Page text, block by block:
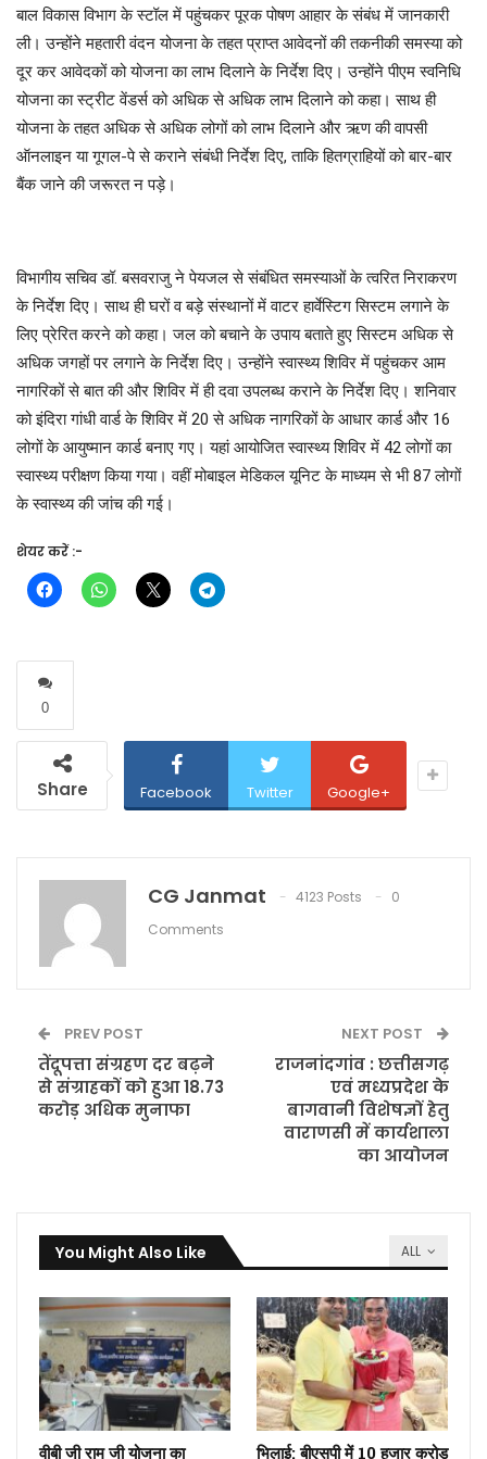
बाल विकास विभाग के स्टॉल में पहुंचकर पूरक पोषण आहार के संबंध में जानकारी
ली। उन्होंने महतारी वंदन योजना के तहत प्राप्त आवेदनों की तकनीकी समस्या को
दूर कर आवेदकों को योजना का लाभ दिलाने के निर्देश दिए। उन्होंने पीएम स्वनिधि
योजना का स्ट्रीट वेंडर्स को अधिक से अधिक लाभ दिलाने को कहा। साथ ही
योजना के तहत अधिक से अधिक लोगों को लाभ दिलाने और ऋण की वापसी
ऑनलाइन या गूगल-पे से कराने संबंधी निर्देश दिए, ताकि हितग्राहियों को बार-बार
बैंक जाने की जरूरत न पड़े।
विभागीय सचिव डॉ. बसवराजु ने पेयजल से संबंधित समस्याओं के त्वरित निराकरण
के निर्देश दिए। साथ ही घरों व बड़े संस्थानों में वाटर हार्वेस्टिग सिस्टम लगाने के
लिए प्रेरित करने को कहा। जल को बचाने के उपाय बताते हुए सिस्टम अधिक से
अधिक जगहों पर लगाने के निर्देश दिए। उन्होंने स्वास्थ्य शिविर में पहुंचकर आम
नागरिकों से बात की और शिविर में ही दवा उपलब्ध कराने के निर्देश दिए। शनिवार
को इंदिरा गांधी वार्ड के शिविर में 20 से अधिक नागरिकों के आधार कार्ड और 16
लोगों के आयुष्मान कार्ड बनाए गए। यहां आयोजित स्वास्थ्य शिविर में 42 लोगों का
स्वास्थ्य परीक्षण किया गया। वहीं मोबाइल मेडिकल यूनिट के माध्यम से भी 87 लोगों
के स्वास्थ्य की जांच की गई।
शेयर करें :-
0
Share Facebook Twitter Google+
CG Janmat 4123 Posts
0
Comments
PREV POST
तेंदूपत्ता संग्रहण दर बढ़ने
से संग्राहकों को हुआ 18.73
करोड़ अधिक मुनाफा
NEXT POST
राजनांदगांव : छत्तीसगढ़
एवं मध्यप्रदेश के
बागवानी विशेषज्ञों हेतु
वाराणसी में कार्यशाला
का आयोजन
ALL
You Might Also Like
वीबी जी राम जी योजना का भिलाई: बीएसपी में 10 हजार करोड़